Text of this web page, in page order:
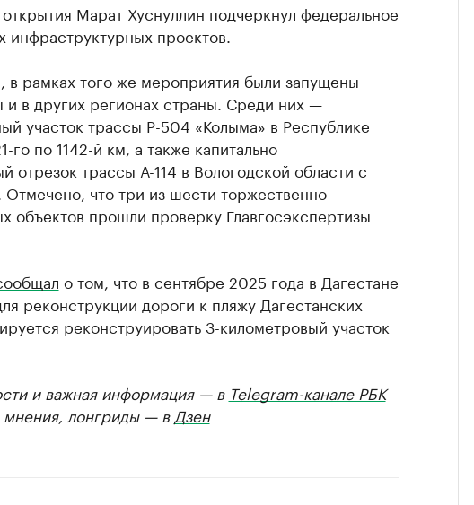
Марат Хуснуллин подчеркнул федеральное
инфраструктурных проектов.
в рамках того же мероприятия были запущены
в других регионах страны. Среди них —
участок трассы Р-504 «Колыма» в Республике
го по 1142-й км, а также капитально
отрезок трассы А-114 в Вологодской области с
Отмечено, что три из шести торжественно
объектов прошли проверку Главгосэкспертизы
о том, что в сентябре 2025 года в Дагестане
реконструкции дороги к пляжу Дагестанских
реконструировать 3-километровый участок
и важная информация — в Telegram-канале РБК
мнения, лонгриды — в Дзен